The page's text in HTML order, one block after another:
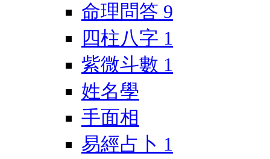
命理問答 9
四柱八字 1
紫微斗數 1
姓名學
手面相
易經占卜 1